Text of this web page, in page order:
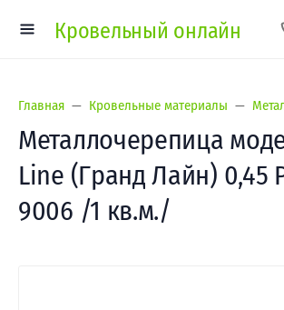
Кровельный онлайн
Главная Кровельные материалы
Металлочерепица
Line (Гранд Лайн) 0,45
9006 /1 кв.м./